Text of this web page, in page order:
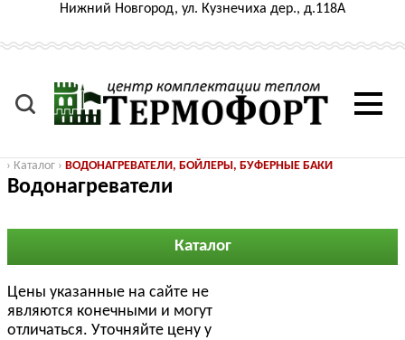
Нижний Новгород, ул. Кузнечиха дер., д.118А
› Каталог › ВОДОНАГРЕВАТЕЛИ, БОЙЛЕРЫ, БУФЕРНЫЕ БАКИ
Водонагреватели
Каталог
Цены указанные на сайте не
являются конечными и могут
отличаться. Уточняйте цену у